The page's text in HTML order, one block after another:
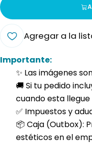
Agregar a la
Importante:
✨ Las imágenes
🚚 Si tu pedido
cuando esta llegue
✅ Impuestos y
📦 Caja (Outbox):
estéticos en el